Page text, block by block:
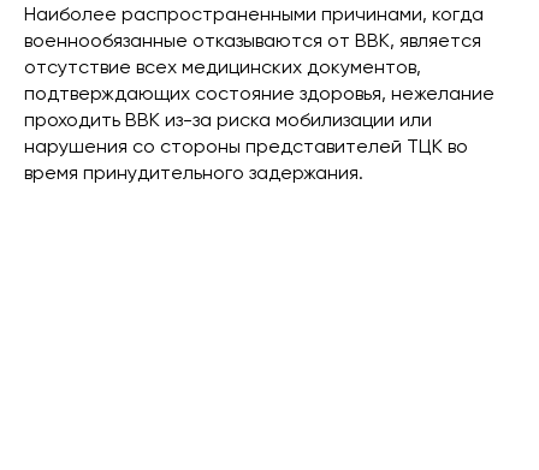
Наиболее распространенными причинами, когда
военнообязанные отказываются от ВВК, является
отсутствие всех медицинских документов,
подтверждающих состояние здоровья, нежелание
проходить ВВК из-за риска мобилизации или
нарушения со стороны представителей ТЦК во
время принудительного задержания.